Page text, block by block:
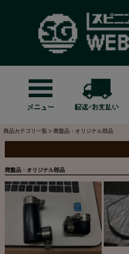
商品カテゴリ一覧 > 廃盤品・オリジナル部品
廃盤品・オリジナル部品